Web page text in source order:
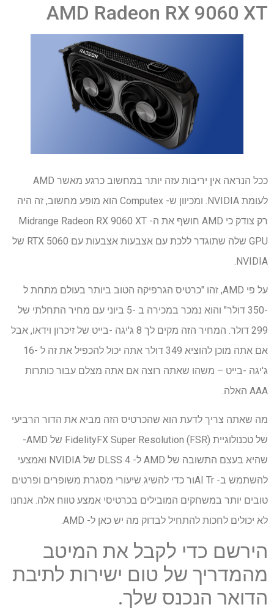
AMD Radeon RX 9060 XT
ככל הנראה אין יריבות עזה יותר במחשוב כרגע מאשר AMD
לעומת NVIDIA. ומכיוון ש- Computex הוא מופע מחשוב, זה היה
רק ​​צודק כי AMD חושף את ה- Midrange Radeon RX 9060 XT
GPU שלה שתוגדר ללכת עם אצבעות אצבעות עם RTX 5060 של
NVIDIA.
על פי AMD, זהו "כרטיס הגרפיקה הטוב ביותר בעולם מתחת ל
-350 דולר" והוא נמכר במכירה ב -5 ביוני עם מחיר התחלתי של
299 דולר. המחיר הזה מקים לך 8 ג'יגה -בייט של זיכרון וידאו, אבל
אם אתה מוכן להוציא 349 דולר אתה יכול להכפיל את זה ל -16
ג'יגה -בייט – משהו שאתה רוצה אם אתה מצלם עבור כותרות
AAA האלה.
מה שאתה צריך לדעת הוא שהכרטיס הזה מביא את הדור הרביעי
של טכנולוגיית FidelityFX Super Resolution (FSR) של AMD-
שהיא בעצם התשובה של AMD ל- DLSS 4 של NVIDIA ואמצעי
להשתמש ב- AI Trור כדי להשיג שיעורי מסגרת משופרים ופרטים
טובים יותר במשחקים המובילים בכרטיסי אמצע טווח אלה. אנחנו
לא יכולים לחכות להתחיל לבדוק מה יש כאן ל- AMD.
הירשם כדי לקבל את המיטב
מהמדריך של טום ישירות לתיבת
הדואר הנכנס שלך.